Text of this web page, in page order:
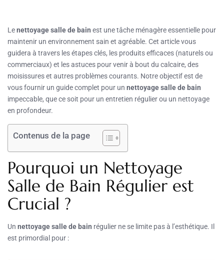
Lenettoyage salle de bain est une tâche ménagère essentielle pour
maintenir un environnement sain et agréable. Cet article vous
guidera à travers les étapes clés, les produits efficaces (naturels ou
commerciaux) et les astuces pour venir à bout du calcaire, des
moisissures et autres problèmes courants. Notre objectif est de
vous fournir un guide complet pour un nettoyage salle de bain
impeccable, que ce soit pour un entretien régulier ou un nettoyage
en profondeur.
Contenus de la page
Pourquoi un Nettoyage
Salle de Bain Régulier est
Crucial ?
Un nettoyage salle de bain régulier ne se limite pas à l’esthétique. Il
est primordial pour :